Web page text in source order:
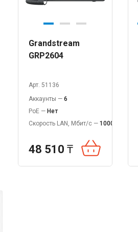
Grandstream
GRP2604
Арт. 51136
Аккаунты — 6
PoE — Нет
Скорость LAN, Мбит/с — 1000
48 510 ₸